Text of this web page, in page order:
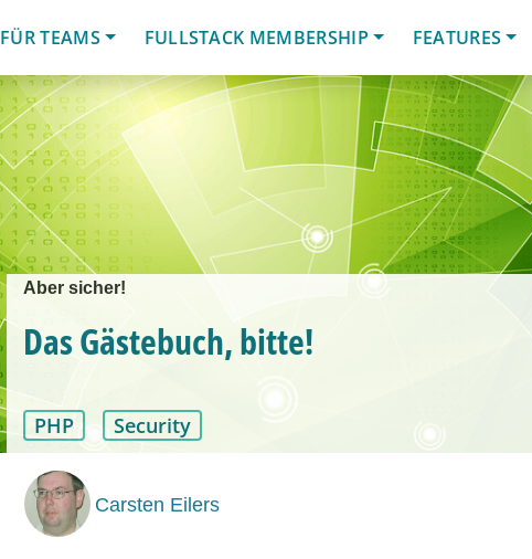
FÜR TEAMS
FULLSTACK MEMBERSHIP FEATURES
Aber sicher!
Das Gästebuch, bitte!
PHP Security
Carsten Eilers